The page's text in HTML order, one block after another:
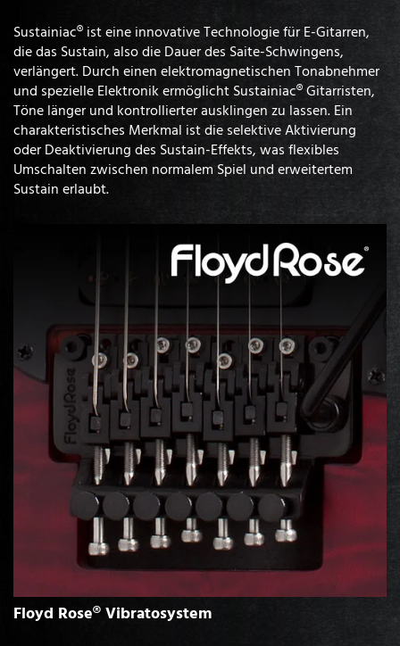
Sustainiac® ist eine innovative Technologie für E-Gitarren,
die das Sustain, also die Dauer des Saite-Schwingens,
verlängert. Durch einen elektromagnetischen Tonabnehmer
und spezielle Elektronik ermöglicht Sustainiac® Gitarristen,
Töne länger und kontrollierter ausklingen zu lassen. Ein
charakteristisches Merkmal ist die selektive Aktivierung
oder Deaktivierung des Sustain-Effekts, was flexibles
Umschalten zwischen normalem Spiel und erweitertem
Sustain erlaubt.
Floyd Rose® Vibratosystem